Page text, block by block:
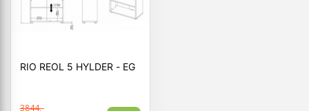
RIO REOL 5 HYLDER - EG
3844,-